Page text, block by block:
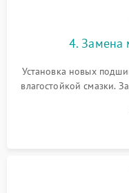
4. Замена
Установка новых
влагостойкой смазки.
или